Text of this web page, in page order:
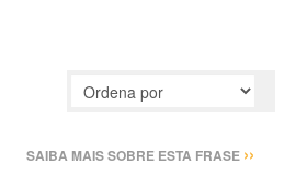
SAIBA MAIS SOBRE ESTA FRASE ››